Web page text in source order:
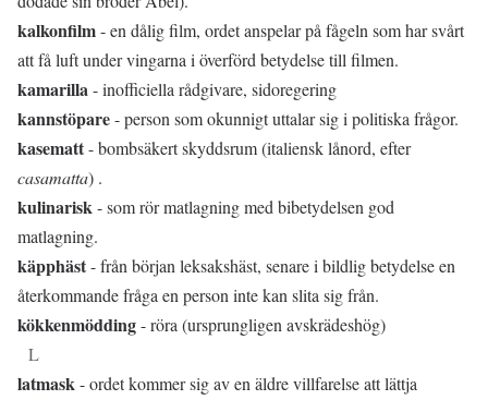
kalkonfilm- en dålig film, ordet anspelar på fågeln som har svårt
att få luft under vingarna i överförd betydelse till filmen.
kamarilla- inofficiella rådgivare, sidoregering
kannstöpare- person som okunnigt uttalar sig i politiska frågor.
kasematt- bombsäkert skyddsrum (italiensk lånord, efter
casamatta) .
kulinarisk- som rör matlagning med bibetydelsen god
matlagning.
käpphäst- från början leksakshäst, senare i bildlig betydelse en
återkommande fråga en person inte kan slita sig från.
kökkenmödding- röra (ursprungligen avskrädeshög)
L
latmask- ordet kommer sig av en äldre villfarelse att lättja